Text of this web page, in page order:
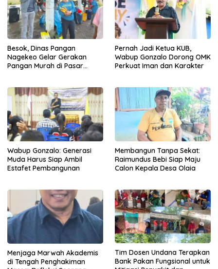
Besok, Dinas Pangan
Nagekeo Gelar Gerakan
Pangan Murah di Pasar
Pernah Jadi Ketua KUB,
Wabup Gonzalo Dorong OMK
Perkuat Iman dan Karakter
Wabup Gonzalo: Generasi
Muda Harus Siap Ambil
Estafet Pembangunan
Membangun Tanpa Sekat:
Raimundus Bebi Siap Maju
Calon Kepala Desa Olaia
Menjaga Marwah Akademis
di Tengah Penghakiman
Tim Dosen Undana Terapkan
Bank Pakan Fungsional untuk